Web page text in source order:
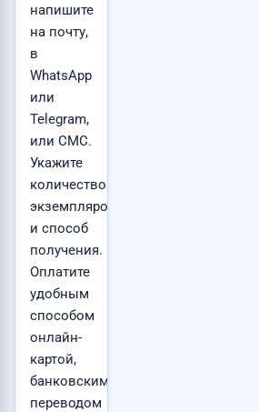
напишите
на почту,
в
WhatsApp
или
Telegram,
или СМС.
Укажите
количество
экземпляров
и способ
получения.
Оплатите
удобным
способом
онлайн-
картой,
банковским
переводом